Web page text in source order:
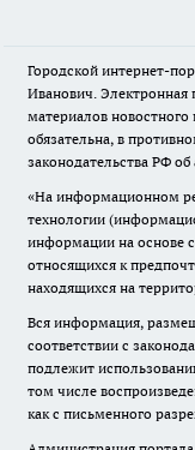
Городской интернет-
Иванович. Электронная
материалов новостного
обязательна, в
законодательства РФ
«На информационном
технологии
информации на основе
относящихся к
находящихся на
Вся информация,
соответствии с
подлежит
том числе
как с письменного